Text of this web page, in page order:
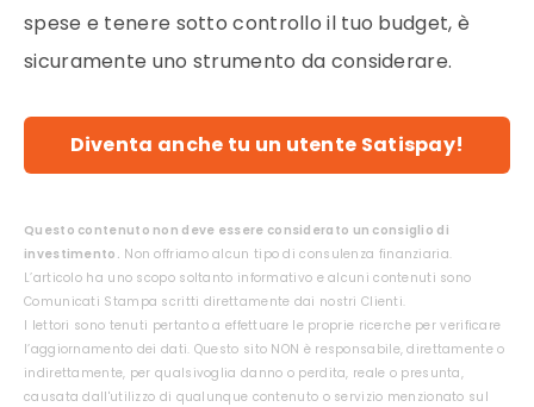
spese e tenere sotto controllo il tuo budget, è
sicuramente uno strumento da considerare.
Diventa anche tu un utente Satispay!
Questo contenuto non deve essere considerato un consiglio di
investimento. Non offriamo alcun tipo di consulenza finanziaria.
L’articolo ha uno scopo soltanto informativo e alcuni contenuti sono
Comunicati Stampa scritti direttamente dai nostri Clienti.
I lettori sono tenuti pertanto a effettuare le proprie ricerche per verificare
l’aggiornamento dei dati. Questo sito NON è responsabile, direttamente o
indirettamente, per qualsivoglia danno o perdita, reale o presunta,
causata dall'utilizzo di qualunque contenuto o servizio menzionato sul